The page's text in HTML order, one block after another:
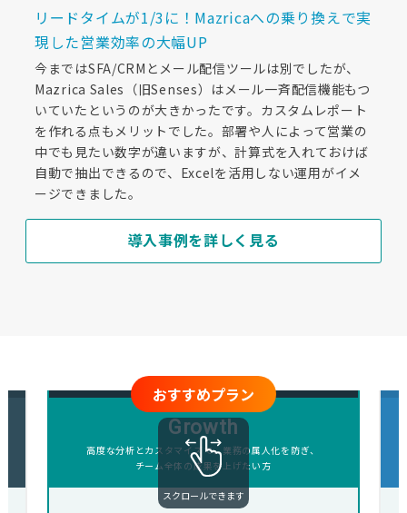
リードタイムが1/3に！Mazricaへの乗り換えで実
現した営業効率の大幅UP
今まではSFA/CRMとメール配信ツールは別でしたが、
Mazrica Sales（旧Senses）はメール一斉配信機能もつ
いていたというのが大きかったです。カスタムレポート
を作れる点もメリットでした。部署や人によって営業の
中でも見たい数字が違いますが、計算式を入れておけば
自動で抽出できるので、Excelを活用しない運用がイメ
ージできました。
導入事例を詳しく見る
おすすめプラン
Growth
高度な分析とカスタマイズで、業務の属人化を防ぎ、
チーム全体の成果を上げたい方